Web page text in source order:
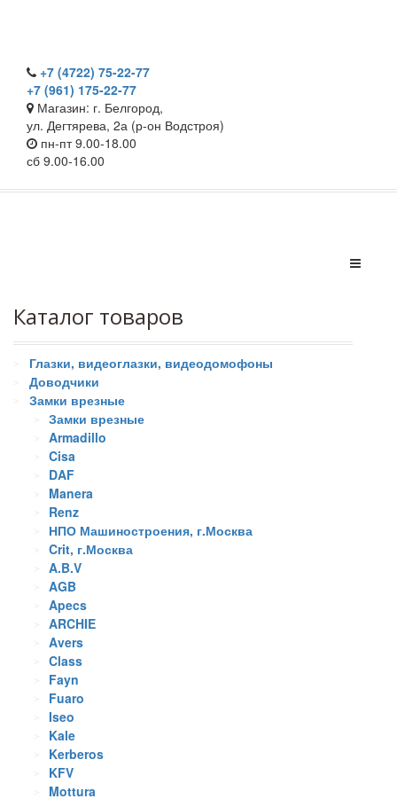
+7 (4722) 75-22-77
+7 (961) 175-22-77
Магазин: г. Белгород,
ул. Дегтярева, 2а (р-он Водстроя)
пн-пт 9.00-18.00
сб 9.00-16.00
Каталог товаров
Глазки, видеоглазки, видеодомофоны
Доводчики
Замки врезные
Замки врезные
Armadillo
Cisa
DAF
Manera
Renz
НПО Машиностроения, г.Москва
Crit, г.Москва
A.B.V
AGB
Apecs
ARCHIE
Avers
Class
Fayn
Fuaro
Iseo
Kale
Kerberos
KFV
Mottura